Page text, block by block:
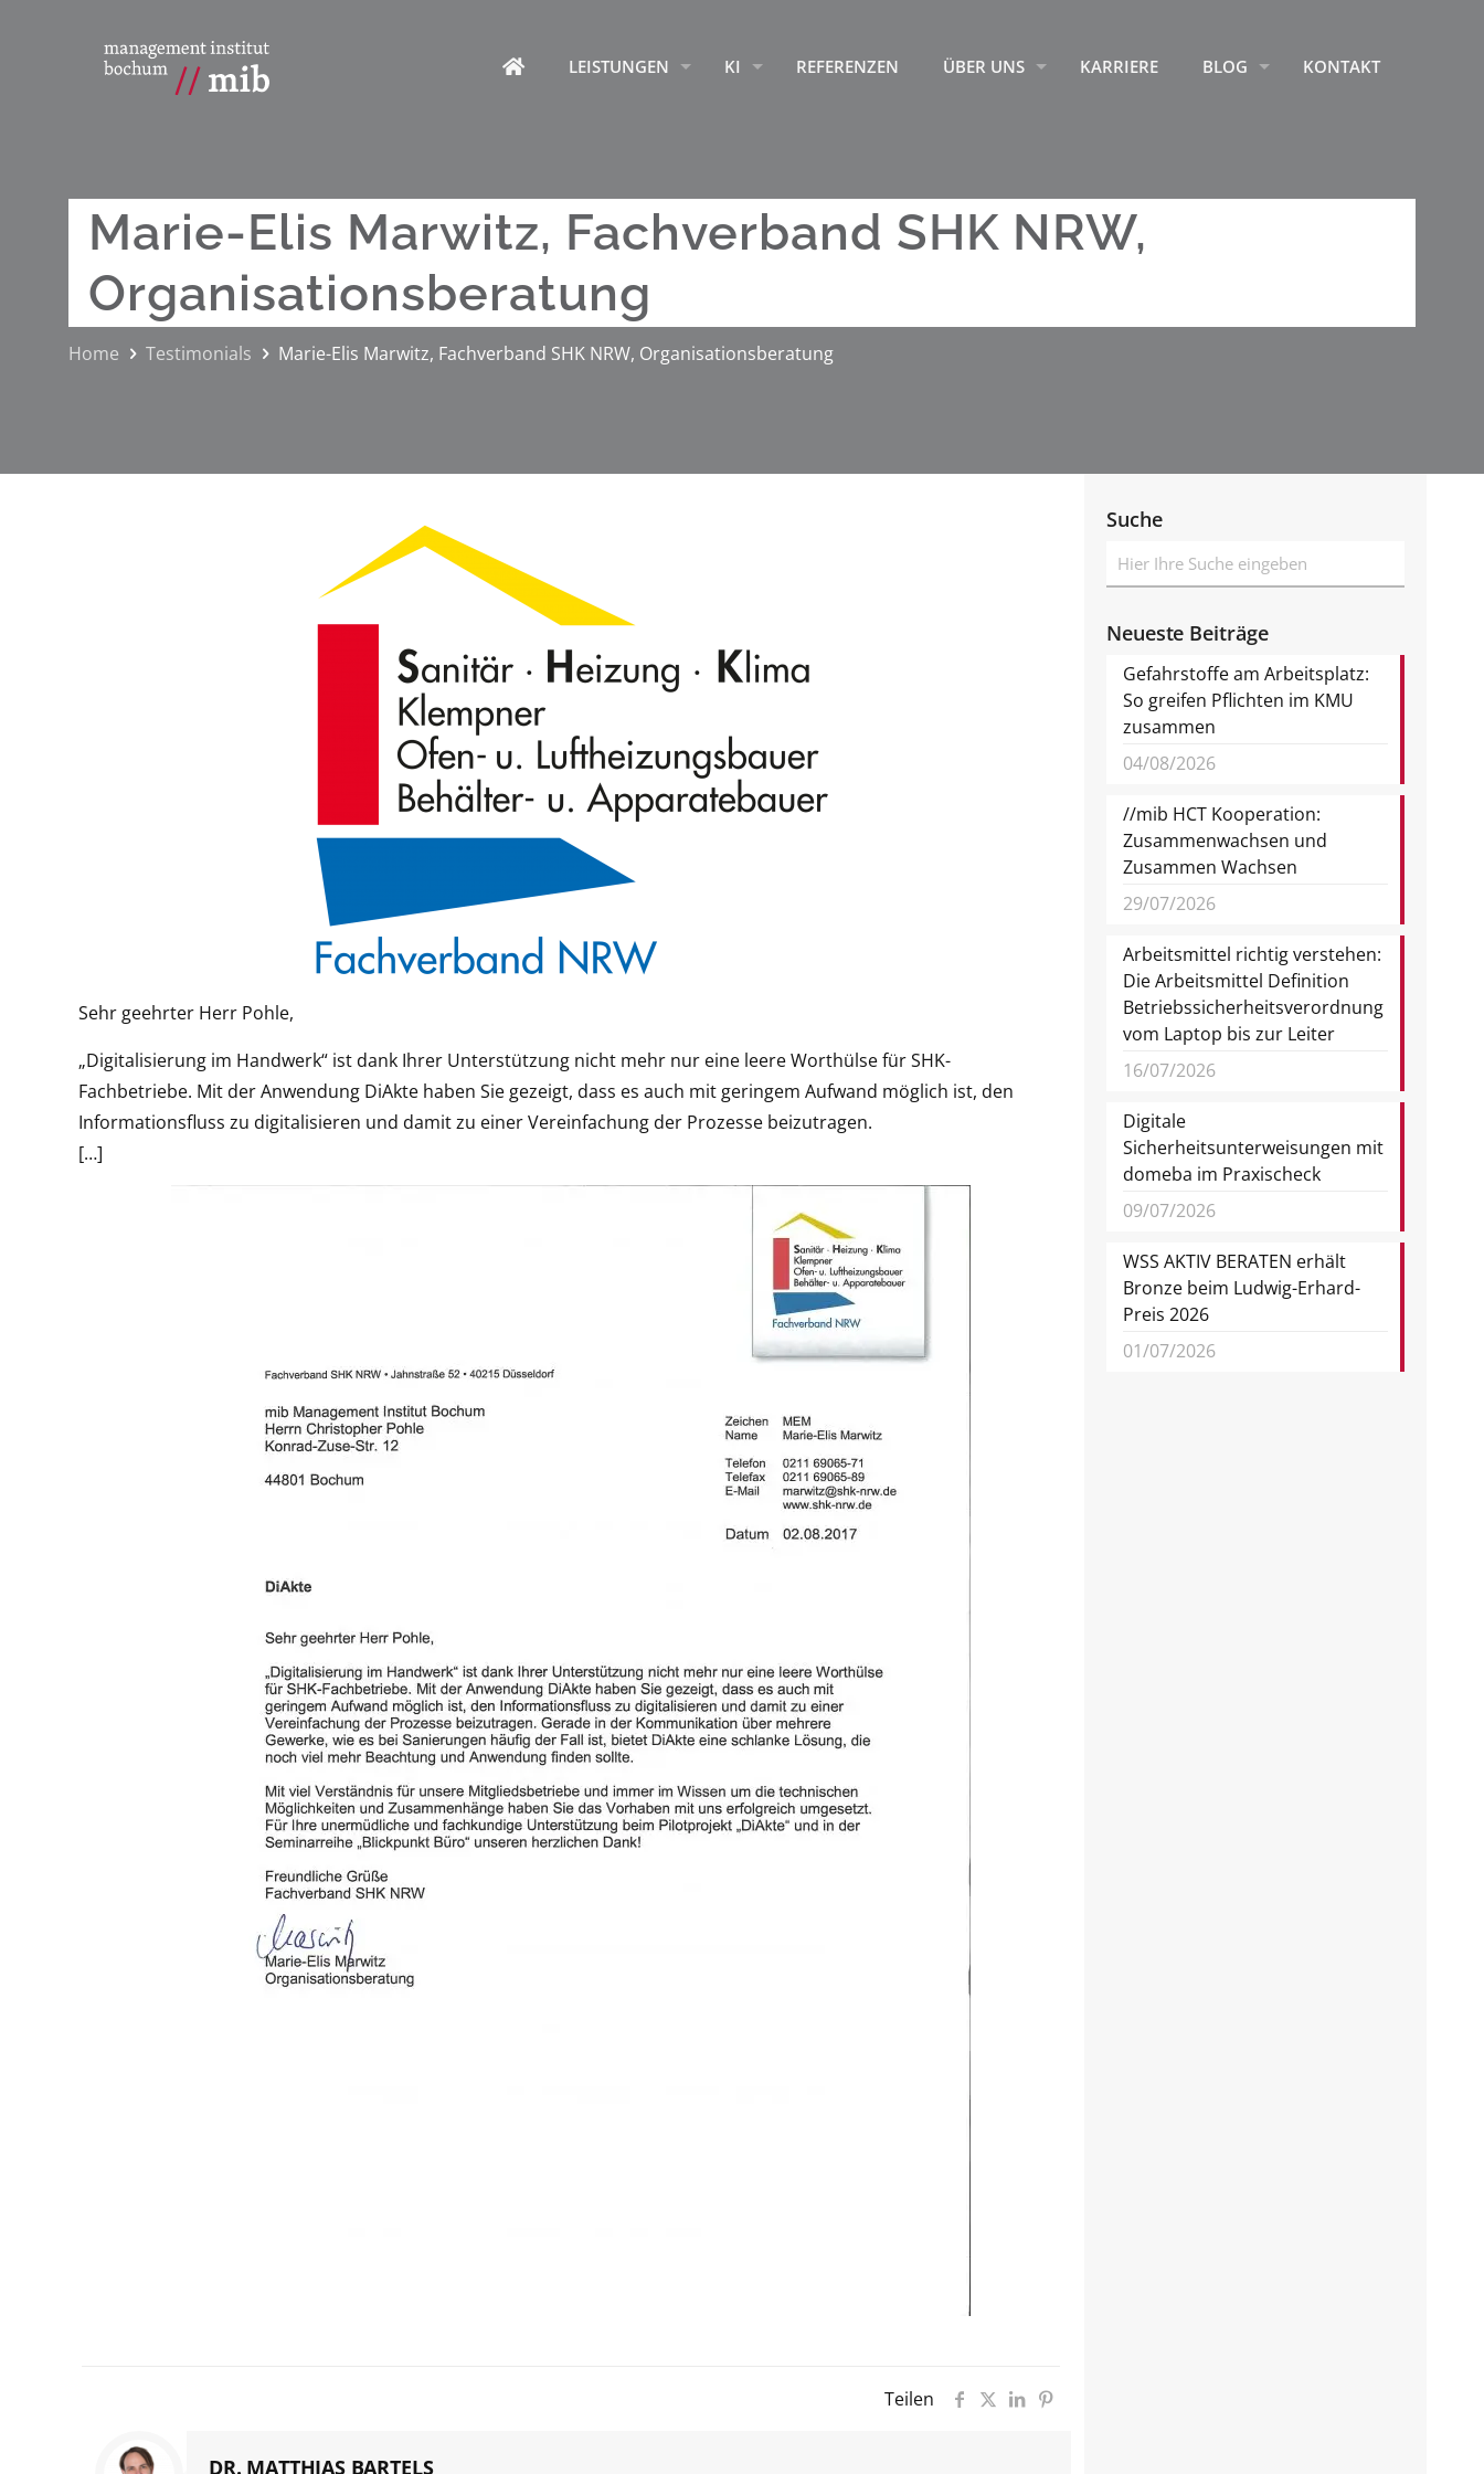
HOMELEISTUNGEN KI REFERENZEN ÜBER UNS KARRIERE BLOG KONTAKT
Marie-Elis Marwitz, Fachverband SHK NRW,
Organisationsberatung
Home Testimonials Marie-Elis Marwitz, Fachverband SHK NRW, Organisationsberatung
Sehr geehrter Herr Pohle,
„Digitalisierung im Handwerk“ ist dank Ihrer Unterstützung nicht mehr nur eine leere Worthülse für SHK-
Fachbetriebe. Mit der Anwendung DiAkte haben Sie gezeigt, dass es auch mit geringem Aufwand möglich ist, den
Informationsfluss zu digitalisieren und damit zu einer Vereinfachung der Prozesse beizutragen.
[…]
Teilen
DR. MATTHIAS BARTELS
Suche
Neueste Beiträge
Gefahrstoffe am Arbeitsplatz:
So greifen Pflichten im KMU
zusammen
04/08/2026
//mib HCT Kooperation:
Zusammenwachsen und
Zusammen Wachsen
29/07/2026
Arbeitsmittel richtig verstehen:
Die Arbeitsmittel Definition
Betriebssicherheitsverordnung
vom Laptop bis zur Leiter
16/07/2026
Digitale
Sicherheitsunterweisungen mit
domeba im Praxischeck
09/07/2026
WSS AKTIV BERATEN erhält
Bronze beim Ludwig-Erhard-
Preis 2026
01/07/2026